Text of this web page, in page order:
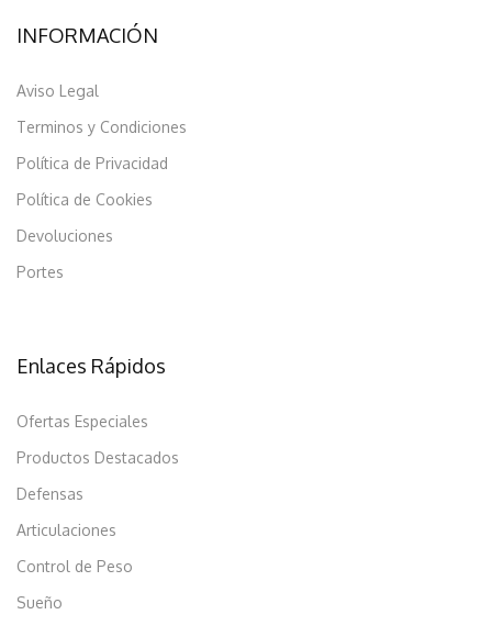
INFORMACIÓN
Aviso Legal
Terminos y Condiciones
Política de Privacidad
Política de Cookies
Devoluciones
Portes
Enlaces Rápidos
Ofertas Especiales
Productos Destacados
Defensas
Articulaciones
Control de Peso
Sueño